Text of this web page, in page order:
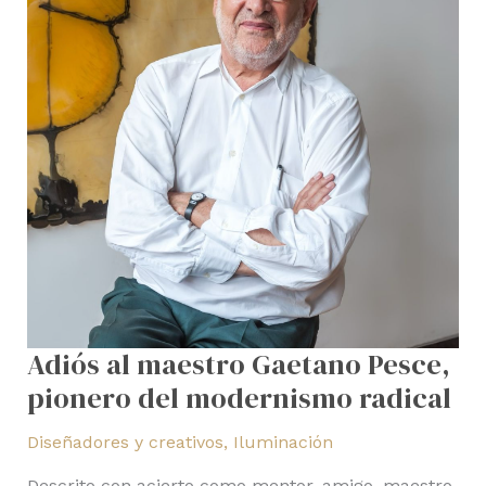
Adiós al maestro Gaetano Pesce,
pionero del modernismo radical
Diseñadores y creativos, Iluminación
radical